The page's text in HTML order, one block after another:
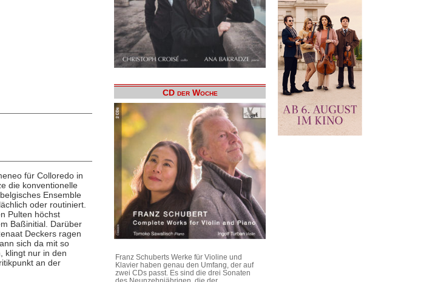
für Colloredo in
die konventionelle
Ensemble
oder routiniert.
Pulten höchst
Baßinitial. Darüber
Deckers ragen
sich da mit so
klingt nur in den
an der
CD der Woche
Franz Schuberts Werke für Violine und
Klavier haben genau den Umfang, der auf
zwei CDs passt. Es sind die drei Sonaten
des Neunzehnjährigen, die der